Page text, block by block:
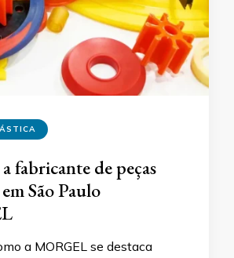
fabricante de peças
São Paulo
a MORGEL se destaca